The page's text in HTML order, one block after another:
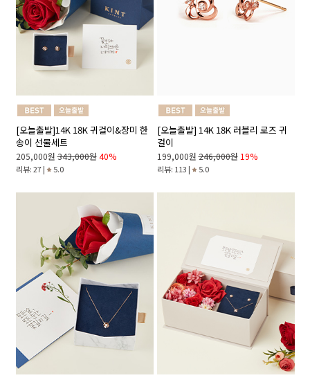
[오늘출발]14K 18K 귀걸이&장미 한
송이 선물세트
205,000원 343,000원 40%
리뷰: 27 | 5.0
[오늘출발] 14K 18K 러블리 로즈 귀
걸이
199,000원 246,000원 19%
리뷰: 113 | 5.0